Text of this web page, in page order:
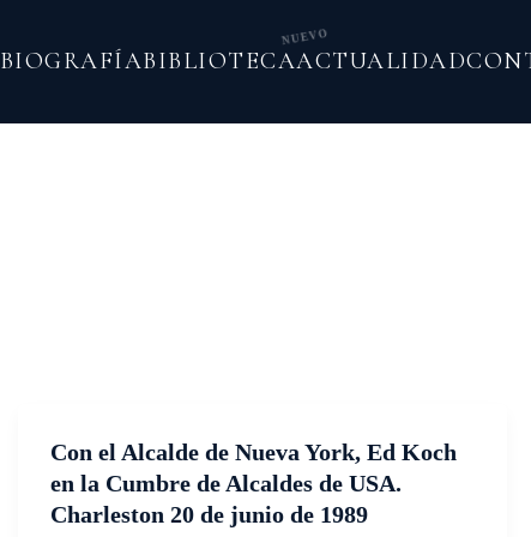
BIOGRAFÍABIBLIOTECA
NUEVO
ACTUALIDAD
Con el Alcalde de Nueva York, Ed Koch
en la Cumbre de Alcaldes de USA.
Charleston 20 de junio de 1989